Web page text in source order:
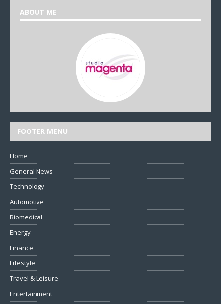
ABOUT ME
FOOTER MENU
Home
General News
Technology
Automotive
Biomedical
Energy
Finance
Lifestyle
Travel & Leisure
Entertainment